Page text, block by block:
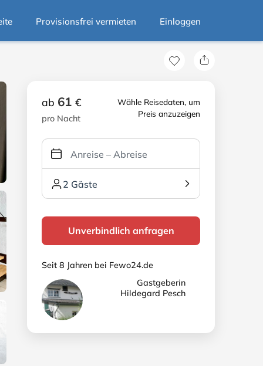
Provisionsfrei vermieten Einloggen
Wähle Reisedaten, um
Preis anzuzeigen
ab 61 €
pro Nacht
2 Gäste
Unverbindlich anfragen
Seit 8 Jahren bei Fewo24.de
Gastgeberin
Hildegard Pesch